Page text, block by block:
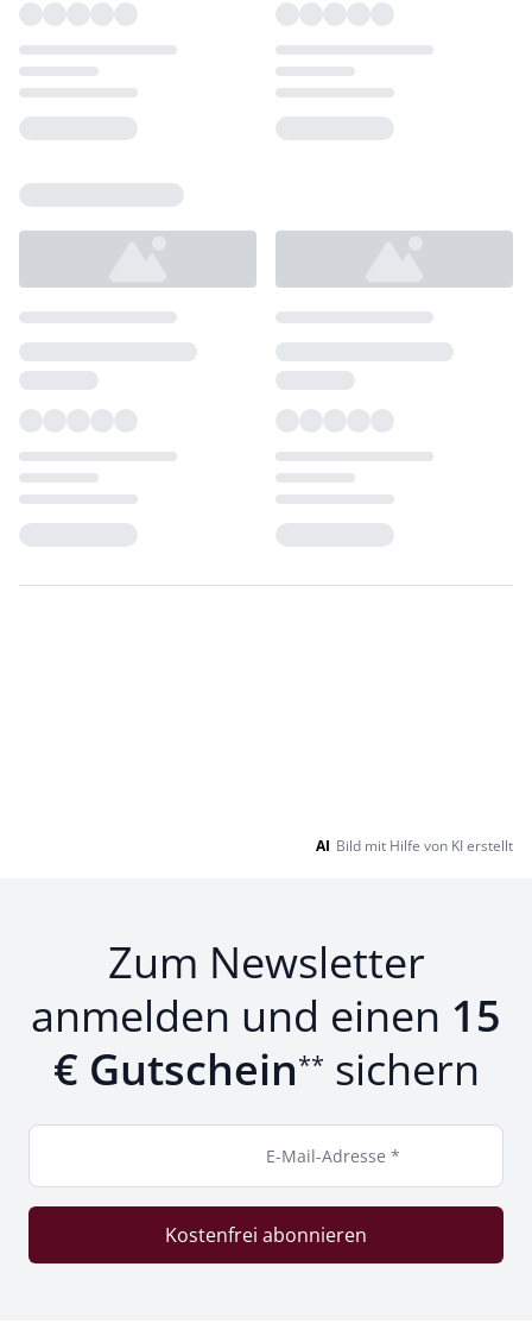
AI Bild mit Hilfe von KI erstellt
Zum Newsletter
anmelden und einen 15
€ Gutschein** sichern
E-Mail-Adresse *
Kostenfrei abonnieren